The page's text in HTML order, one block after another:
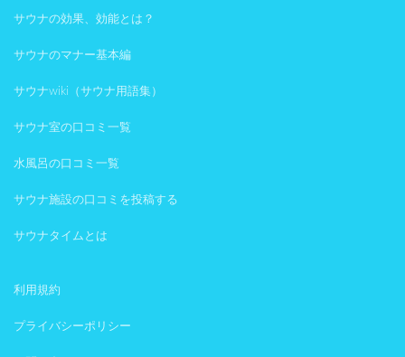
サウナの効果、効能とは？
サウナのマナー基本編
サウナwiki（サウナ用語集）
サウナ室の口コミ一覧
水風呂の口コミ一覧
サウナ施設の口コミを投稿する
サウナタイムとは
利用規約
プライバシーポリシー